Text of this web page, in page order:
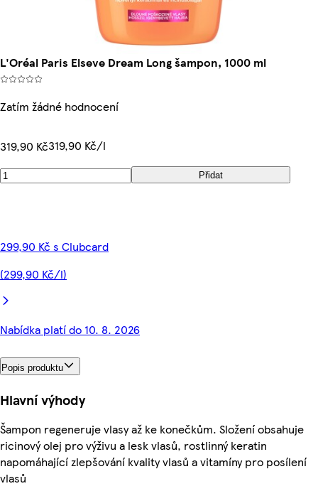
L'Oréal Paris Elseve Dream Long šampon, 1000 ml
Zatím žádné hodnocení
319,90 Kč319,90 Kč/l
Přidat
299,90 Kč s Clubcard
(299,90 Kč/l)
Nabídka platí do 10. 8. 2026
Popis produktu
Hlavní výhody
Šampon regeneruje vlasy až ke konečkům. Složení obsahuje
ricinový olej pro výživu a lesk vlasů, rostlinný keratin
napomáhající zlepšování kvality vlasů a vitamíny pro posílení
vlasů